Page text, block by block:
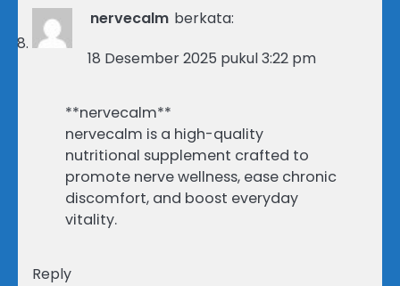
nervecalm berkata:
18 Desember 2025 pukul 3:22 pm
**nervecalm**
nervecalm is a high-quality
nutritional supplement crafted to
promote nerve wellness, ease chronic
discomfort, and boost everyday
vitality.
Reply